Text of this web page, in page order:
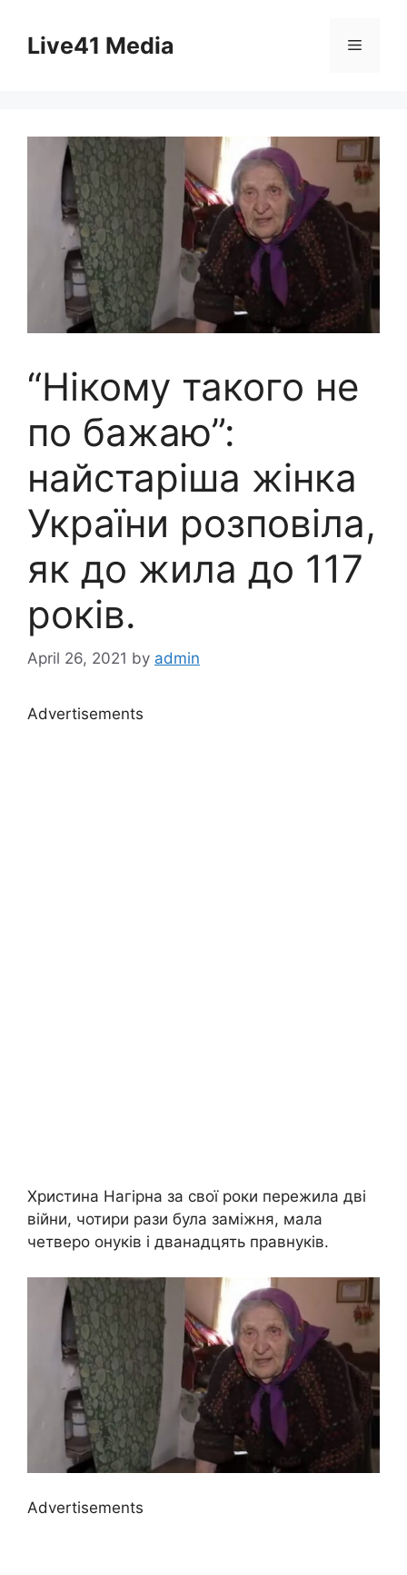
contentLive41 Media Menu
“Нікому такого не
по бажаю”:
найстаріша жінка
України розповіла,
як до жила до 117
років.
April 26, 2021 by admin
Advertisements
Христина Нагірна за свої роки пережила дві
війни, чотири рази була заміжня, мала
четверо онуків і дванадцять правнуків.
Advertisements